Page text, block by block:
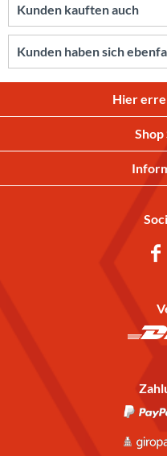
Kunden kauften auch
Kunden haben sich
Hier